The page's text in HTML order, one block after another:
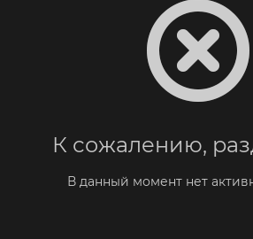
К сожалению,
В данный момент нет